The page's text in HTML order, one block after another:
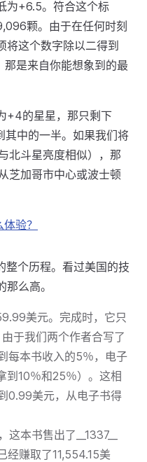
为+6.5。符合这个标
颗。由于在任何时刻
将这个数字除以二得到
是来自你能想象到的最
+4的星星，那只剩下
中的一半。如果我们将
北斗星亮度相似），那
芝加哥市中心或波士顿
验？
整个历程。看过美国的技
么高。
美元。完成时，它只
于我们两个作者合写了
每本书收入的5％，电子
到10％和25％）。这相
0.99美元，从电子书得
本书售出了__1337__
经赚取了11,554.15美